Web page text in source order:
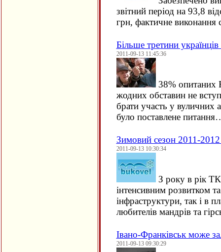
звітний період на 93,8
грн, фактичне
Більше третини
2011-09-13 11:45:36
38% опитаних
жодних обставин не
брати участь у вуличних
було поставлене
Зимовий сезон 2011-
2011-09-13 10:30:34
З року в рік
інтенсивним розвитком
інфраструктури, так і в
любителів мандрів та
Івано-Франківськ може
2011-09-13 09:30:29